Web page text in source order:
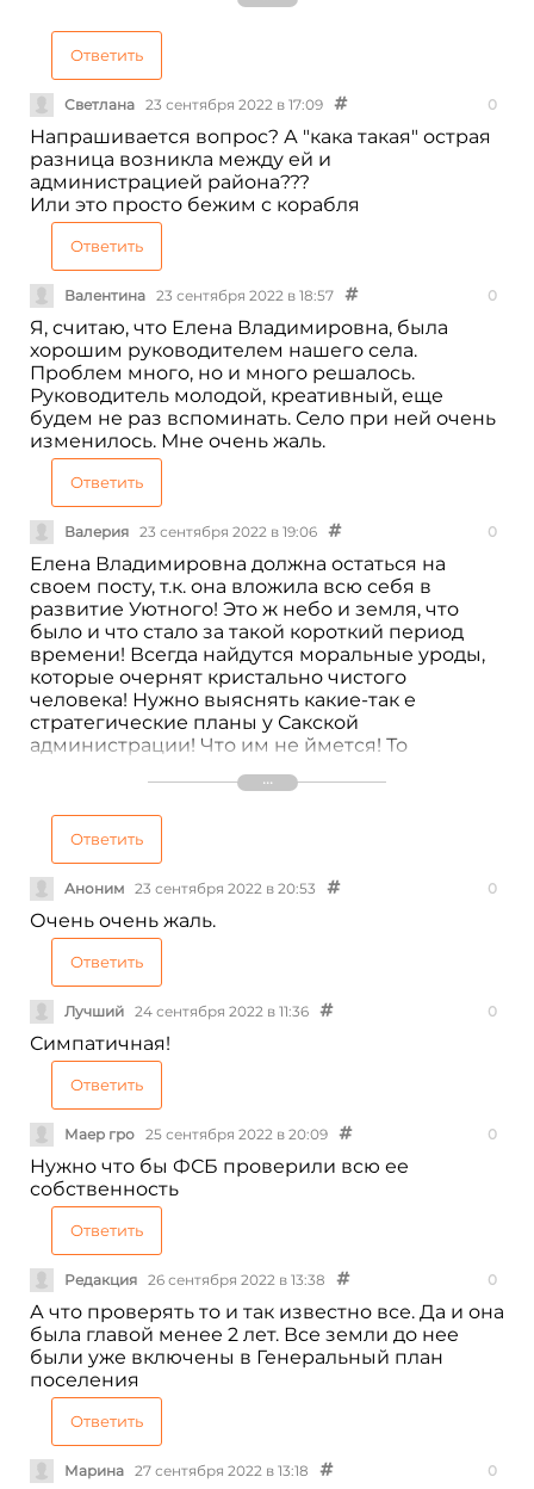
Все подобные ,непредвиденные
перемены,очень сильно меняют обстановку в
селе ,так как разбираться новому человеку
будет сложно, тем более в Верховном Суде.
Очень сожалею и даже шокирована данным
решением
Ответить
Светлана 23 сентября 2022 в 17:09 0
Напрашивается вопрос? А "кака такая" острая
разница возникла между ей и
администрацией района???
Или это просто бежим с корабля
Ответить
Валентина 23 сентября 2022 в 18:57 0
Я, считаю, что Елена Владимировна, была
хорошим руководителем нашего села.
Проблем много, но и много решалось.
Руководитель молодой, креативный, еще
будем не раз вспоминать. Село при ней очень
изменилось. Мне очень жаль.
Ответить
Валерия 23 сентября 2022 в 19:06 0
Елена Владимировна должна остаться на
своем посту, т.к. она вложила всю себя в
развитие Уютного! Это ж небо и земля, что
было и что стало за такой короткий период
времени! Всегда найдутся моральные уроды,
которые очернят кристально чистого
человека! Нужно выяснять какие-так е
стратегические планы у Сакской
администрации! Что им не ймется! То
2014г. Что ещё их заботит??! Нам нужно
отстоять нашего главу администрации!
Ответить
Аноним 23 сентября 2022 в 20:53 0
Очень очень жаль.
Ответить
Лучший 24 сентября 2022 в 11:36 0
Симпатичная!
Ответить
Маер гро 25 сентября 2022 в 20:09 0
Нужно что бы ФСБ проверили всю ее
собственность
Ответить
Редакция 26 сентября 2022 в 13:38 0
А что проверять то и так известно все. Да и она
была главой менее 2 лет. Все земли до нее
были уже включены в Генеральный план
поселения
Ответить
Марина 27 сентября 2022 в 13:18 0